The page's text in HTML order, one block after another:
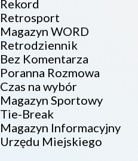
Rekord
Retrosport
Magazyn WORD
Retrodziennik
Bez Komentarza
Poranna Rozmowa
Czas na wybór
Magazyn Sportowy
Tie-Break
Magazyn Informacyjny
Urzędu Miejskiego